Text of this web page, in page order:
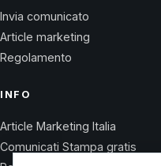
Invia comunicato
Article marketing
Regolamento
INFO
Article Marketing Italia
Comunicati Stampa gratis